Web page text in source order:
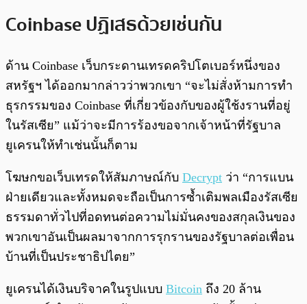
Coinbase ปฏิเสธด้วยเช่นกัน
ด้าน Coinbase เว็บกระดานเทรดคริปโตเบอร์หนึ่งของ
สหรัฐฯ ได้ออกมากล่าวว่าพวกเขา “จะไม่สั่งห้ามการทำ
ธุรกรรมของ Coinbase ที่เกี่ยวข้องกับของผู้ใช้งรานที่อยู่
ในรัสเซีย” แม้ว่าจะมีการร้องขอจากเจ้าหน้าที่รัฐบาล
ยูเครนให้ทำเช่นนั้นก็ตาม
โฆษกขอเว็บเทรดให้สัมภาษณ์กับ Decrypt ว่า “การแบน
ฝ่ายเดียวและทั้งหมดจะถือเป็นการซ้ำเติมพลเมืองรัสเซีย
ธรรมดาทั่วไปที่อดทนต่อความไม่มั่นคงของสกุลเงินของ
พวกเขาอันเป็นผลมาจากการรุกรานของรัฐบาลต่อเพื่อน
บ้านที่เป็นประชาธิปไตย”
ยูเครนได้เงินบริจาคในรูปแบบ Bitcoin ถึง 20 ล้าน